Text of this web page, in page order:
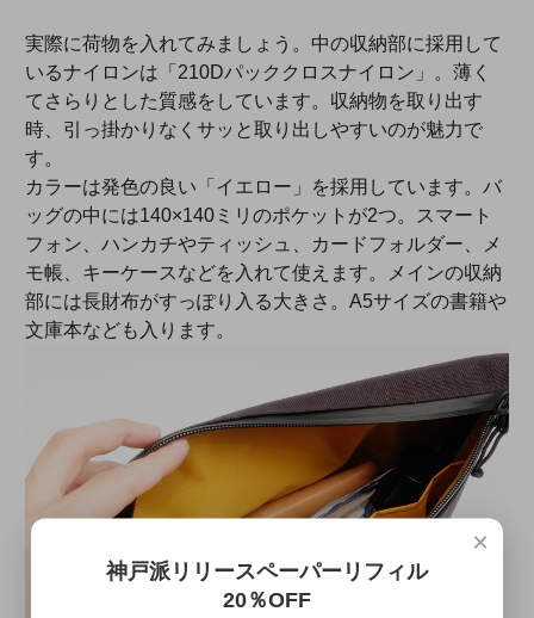
実際に荷物を入れてみましょう。中の収納部に採用して
いるナイロンは「210Dパッククロスナイロン」。薄く
てさらりとした質感をしています。収納物を取り出す
時、引っ掛かりなくサッと取り出しやすいのが魅力で
す。
カラーは発色の良い「イエロー」を採用しています。バ
ッグの中には140×140ミリのポケットが2つ。スマート
フォン、ハンカチやティッシュ、カードフォルダー、メ
モ帳、キーケースなどを入れて使えます。メインの収納
部には長財布がすっぽり入る大きさ。A5サイズの書籍や
文庫本なども入ります。
×
神戸派リリースペーパーリフィル
20％OFF